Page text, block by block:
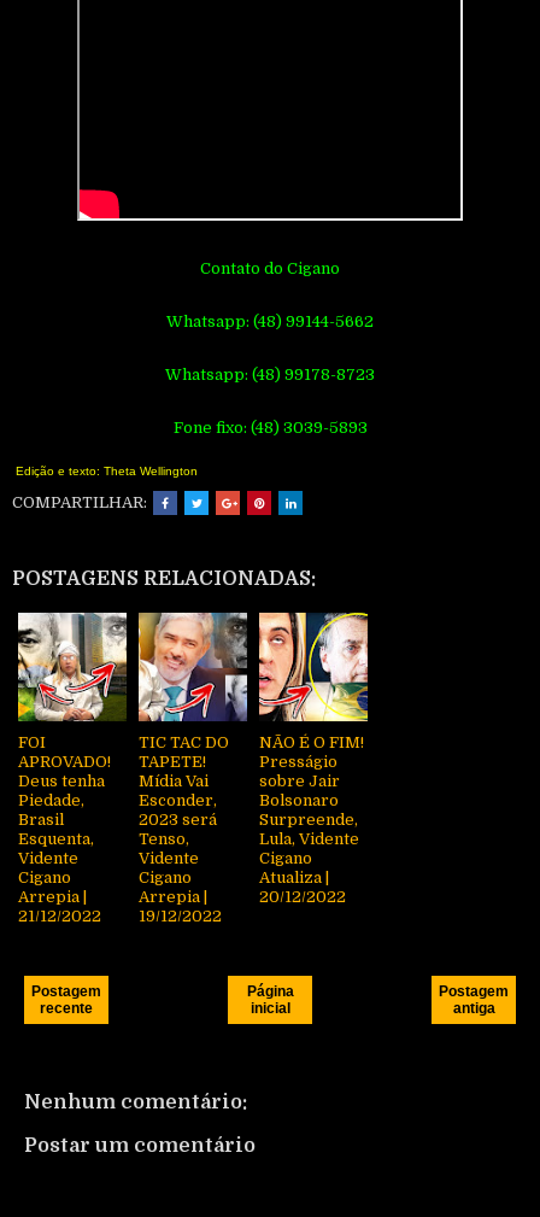
Contato do Cigano
Whatsapp: (48) 99144-5662
Whatsapp: (48) 99178-8723
Fone fixo: (48) 3039-5893
Edição e texto: Theta Wellington
COMPARTILHAR:
POSTAGENS RELACIONADAS:
FOI
APROVADO!
Deus tenha
Piedade,
Brasil
Esquenta,
Vidente
Cigano
Arrepia |
21/12/2022
TIC TAC DO
TAPETE!
Mídia Vai
Esconder,
2023 será
Tenso,
Vidente
Cigano
Arrepia |
19/12/2022
NÃO É O FIM!
Presságio
sobre Jair
Bolsonaro
Surpreende,
Lula, Vidente
Cigano
Atualiza |
20/12/2022
Postagem
recente
Postagem
antiga
Página
inicial
Nenhum comentário:
Postar um comentário